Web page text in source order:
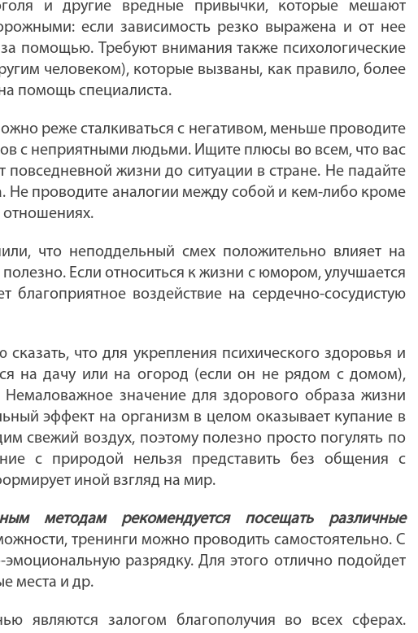
и другие вредные привычки, которые мешают
если зависимость резко выражена и от нее
за помощью. Требуют внимания также психологические
человеком), которые вызваны, как правило, более
помощь специалиста.
реже сталкиваться с негативом, меньше проводите
с неприятными людьми. Ищите плюсы во всем, что вас
повседневной жизни до ситуации в стране. Не падайте
Не проводите аналогии между собой и кем-либо кроме
отношениях.
что неподдельный смех положительно влияет на
Если относиться к жизни с юмором, улучшается
благоприятное воздействие на сердечно-сосудистую
что для укрепления психического здоровья и
на дачу или на огород (если он не рядом с домом),
значение для здорового образа жизни
эффект на организм в целом оказывает купание в
свежий воздух, поэтому полезно просто погулять по
с природой нельзя представить без общения с
иной взгляд на мир.
методам рекомендуется посещать различные
тренинги можно проводить самостоятельно. С
разрядку. Для этого отлично подойдет
места и др.
являются залогом благополучия во всех сферах.